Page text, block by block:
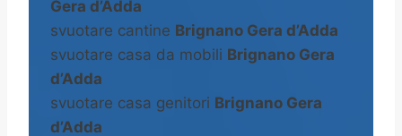
Gera d’Adda
svuotare cantine Brignano Gera d’Adda
svuotare casa da mobili Brignano Gera
d’Adda
svuotare casa genitori Brignano Gera
d’Adda